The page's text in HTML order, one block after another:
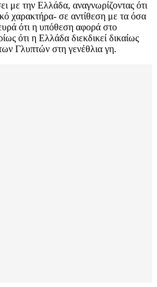
με την Ελλάδα, αναγνωρίζοντας ότι
χαρακτήρα- σε αντίθεση με τα όσα
ότι η υπόθεση αφορά στο
ότι η Ελλάδα διεκδικεί δικαίως
Γλυπτών στη γενέθλια γη.